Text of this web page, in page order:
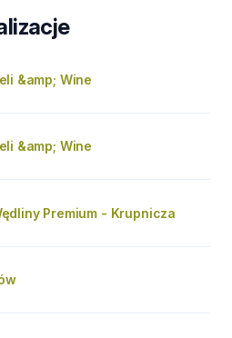
&amp; Wine
&amp; Wine
Premium - Krupnicza